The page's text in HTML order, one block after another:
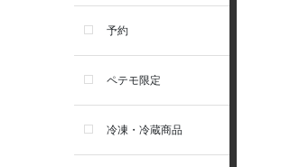
品
ソルビダ
フィジカライフ
予約
ペテモ限定
冷凍・冷蔵商品